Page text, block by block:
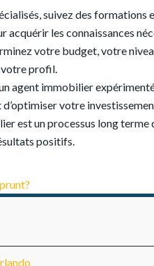
suivez des
les connaissances
votre budget, votre
votre profil.
agent immobilier
votre
est un processus long
positifs.